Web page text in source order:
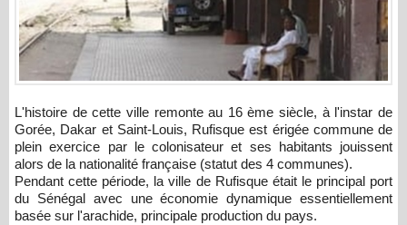
L'histoire de cette ville remonte au 16 ème siècle, à l'instar de
Gorée, Dakar et Saint-Louis, Rufisque est érigée commune de
plein exercice par le colonisateur et ses habitants jouissent
alors de la nationalité française (statut des 4 communes).
Pendant cette période, la ville de Rufisque était le principal port
du Sénégal avec une économie dynamique essentiellement
basée sur l'arachide, principale production du pays.